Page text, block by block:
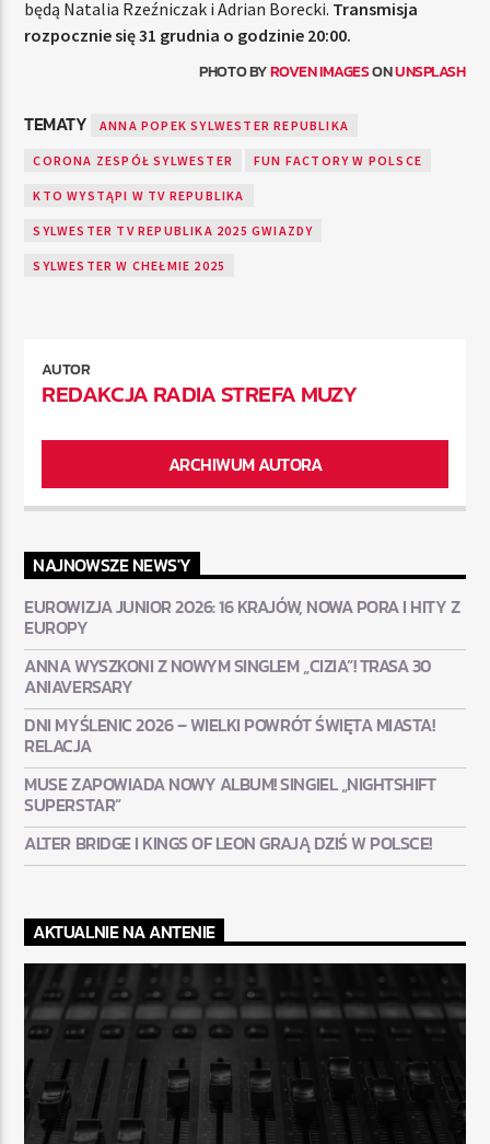
będą Natalia Rzeźniczak i Adrian Borecki. Transmisja
rozpocznie się 31 grudnia o godzinie 20:00.
PHOTO BYROVEN IMAGESONUNSPLASH
TEMATY ANNA POPEK SYLWESTER REPUBLIKA
CORONA ZESPÓŁ SYLWESTER FUN FACTORY W POLSCE
KTO WYSTĄPI W TV REPUBLIKA
SYLWESTER TV REPUBLIKA 2025 GWIAZDY
SYLWESTER W CHEŁMIE 2025
AUTOR
REDAKCJA RADIA STREFA MUZY
ARCHIWUM AUTORA
NAJNOWSZE NEWS'Y
EUROWIZJA JUNIOR 2026: 16 KRAJÓW, NOWA PORA I HITY Z
EUROPY
ANNA WYSZKONI Z NOWYM SINGLEM „CIZIA”! TRASA 30
ANIAVERSARY
DNI MYŚLENIC 2026 – WIELKI POWRÓT ŚWIĘTA MIASTA!
RELACJA
MUSE ZAPOWIADA NOWY ALBUM! SINGIEL „NIGHTSHIFT
SUPERSTAR”
ALTER BRIDGE I KINGS OF LEON GRAJĄ DZIŚ W POLSCE!
AKTUALNIE NA ANTENIE